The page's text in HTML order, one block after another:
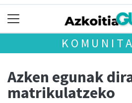
Azken egunak
matrikulatzeko